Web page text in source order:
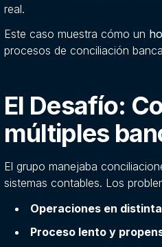
real.
Este caso muestra cómo un
procesos de conciliación
El Desafío:
múltiples
El grupo manejaba
sistemas contables. Los
Operaciones en
Proceso lento y